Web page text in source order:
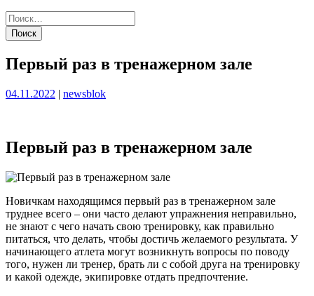
Первый раз в тренажерном зале
Опубликовано
04.11.2022 | Опубликовано
newsblok
Первый раз в тренажерном зале
Новичкам находящимся первый раз в тренажерном зале
труднее всего – они часто делают упражнения неправильно,
не знают с чего начать свою тренировку, как правильно
питаться, что делать, чтобы достичь желаемого результата. У
начинающего атлета могут возникнуть вопросы по поводу
того, нужен ли тренер, брать ли с собой друга на тренировку
и какой одежде, экипировке отдать предпочтение.